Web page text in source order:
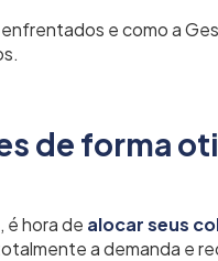
e como a
de forma
é hora de alocar seus
a demanda e